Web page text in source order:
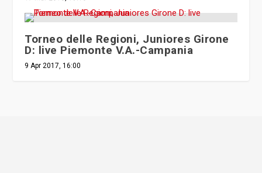
Torneo delle Regioni, Juniores Girone
D: live Piemonte V.A.-Campania